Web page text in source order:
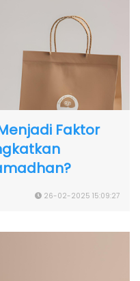
Faktor
26-02-2025 15:09:27